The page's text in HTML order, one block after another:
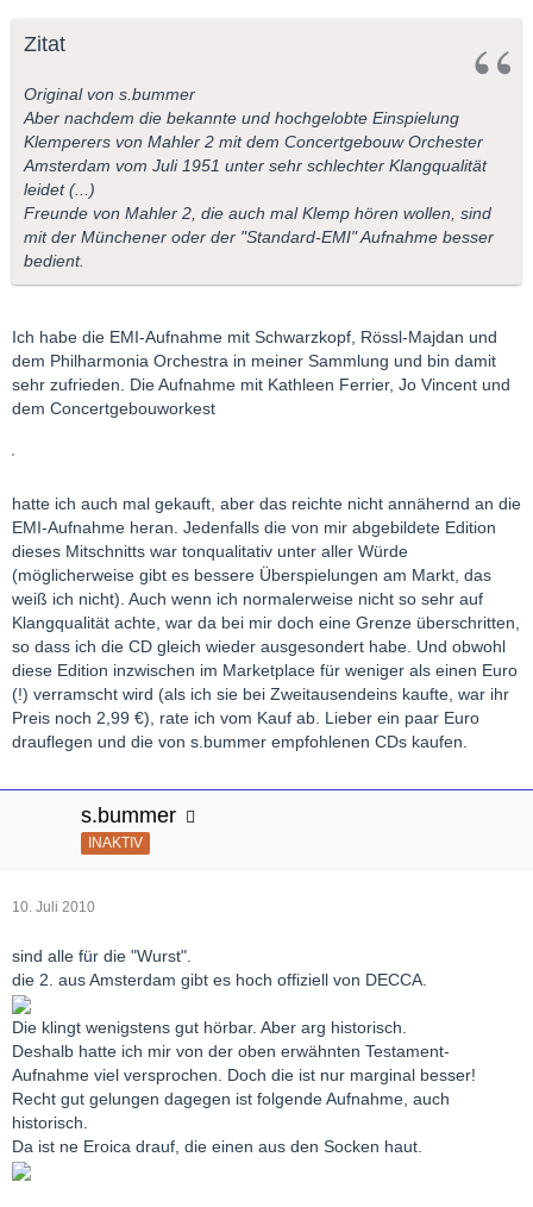
Zitat
Original von s.bummer
Aber nachdem die bekannte und hochgelobte Einspielung
Klemperers von Mahler 2 mit dem Concertgebouw Orchester
Amsterdam vom Juli 1951 unter sehr schlechter Klangqualität
leidet (...)
Freunde von Mahler 2, die auch mal Klemp hören wollen, sind
mit der Münchener oder der "Standard-EMI" Aufnahme besser
bedient.
Ich habe die EMI-Aufnahme mit Schwarzkopf, Rössl-Majdan und
dem Philharmonia Orchestra in meiner Sammlung und bin damit
sehr zufrieden. Die Aufnahme mit Kathleen Ferrier, Jo Vincent und
dem Concertgebouworkest
hatte ich auch mal gekauft, aber das reichte nicht annähernd an die
EMI-Aufnahme heran. Jedenfalls die von mir abgebildete Edition
dieses Mitschnitts war tonqualitativ unter aller Würde
(möglicherweise gibt es bessere Überspielungen am Markt, das
weiß ich nicht). Auch wenn ich normalerweise nicht so sehr auf
Klangqualität achte, war da bei mir doch eine Grenze überschritten,
so dass ich die CD gleich wieder ausgesondert habe. Und obwohl
diese Edition inzwischen im Marketplace für weniger als einen Euro
(!) verramscht wird (als ich sie bei Zweitausendeins kaufte, war ihr
Preis noch 2,99 €), rate ich vom Kauf ab. Lieber ein paar Euro
drauflegen und die von s.bummer empfohlenen CDs kaufen.
s.bummer
INAKTIV
10. Juli 2010
sind alle für die "Wurst".
die 2. aus Amsterdam gibt es hoch offiziell von DECCA.
Die klingt wenigstens gut hörbar. Aber arg historisch.
Deshalb hatte ich mir von der oben erwähnten Testament-
Aufnahme viel versprochen. Doch die ist nur marginal besser!
Recht gut gelungen dagegen ist folgende Aufnahme, auch
historisch.
Da ist ne Eroica drauf, die einen aus den Socken haut.